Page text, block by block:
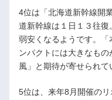
4位は「北海道新幹線開
道新幹線は１日１３往復
弱安くなるようです。
ンパクトには大きなも
風」と期待が寄せられて
5位は、来年8月開催の